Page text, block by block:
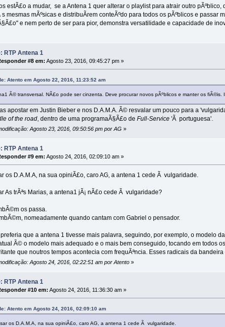
estÃ£o a mudar, se a Antena 1 quer alterar o playlist para atrair outro
s mesmas mÃºsicas e distribuÃ­rem conteÃºdo para todos os pÃºblicos e
e nem perto de ser para pior, demonstra versatilidade e capacidade de
RTP Antena 1
#8 em: Agosto 23, 2016, 09:45:27 pm »
Atento em Agosto 22, 2016, 11:23:52 am
Ã© transversal. NÃ£o pode ser cinzenta. Deve procurar novos pÃºblicos e manter os
apostar em Justin Bieber e nos D.A.M.A. Ã© resvalar um pouco para a
of the road, dentro de uma programaÃ§Ã£o de Full-Service'Ã portuguesa'.
Agosto 23, 2016, 09:50:56 pm por AG »
RTP Antena 1
#9 em: Agosto 24, 2016, 02:09:10 am »
os D.A.M.A, na sua opiniÃ£o, caro AG, a antena 1 cede Ã vulgaridade.
As trÃªs Marias, a antena1 jÃ¡ nÃ£o cede Ã vulgaridade?
os passa.
nomeadamente quando cantam com Gabriel o pensador.
que a antena 1 tivesse mais palavra, seguindo, por exemplo, o modelo
Ã© o modelo mais adequado e o mais bem conseguido, tocando em todos
que noutros tempos acontecia com frequÃªncia. Esses radicais da
Agosto 24, 2016, 02:22:51 am por Atento»
RTP Antena 1
#10 em: Agosto 24, 2016, 11:36:30 am »
Atento em Agosto 24, 2016, 02:09:10 am
os D.A.M.A, na sua opiniÃ£o, caro AG, a antena 1 cede Ã vulgaridade.